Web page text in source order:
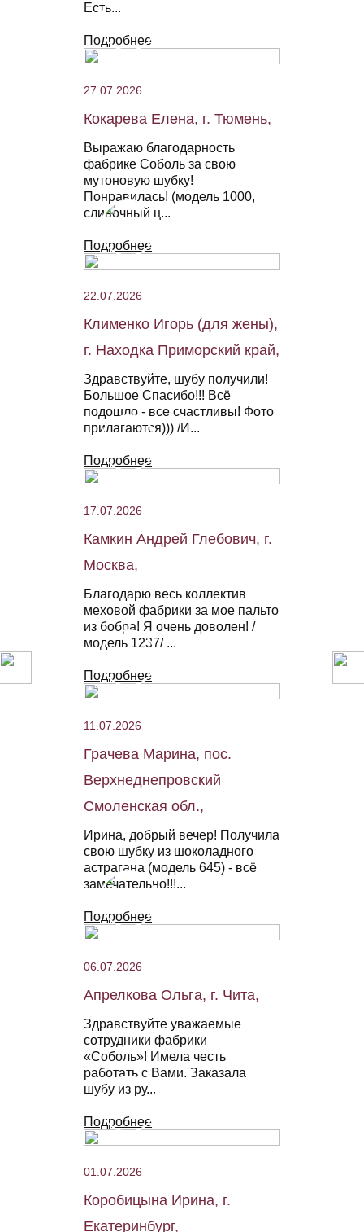
Есть...
Подробнее
27.07.2026
Кокарева Елена, г. Тюмень,
Выражаю благодарность
фабрике Соболь за свою
мутоновую шубку!
Понравилась! (модель 1000,
сливочный ц...
Подробнее
22.07.2026
Клименко Игорь (для жены),
г. Находка Приморский край,
Здравствуйте, шубу получили!
Большое Спасибо!!! Всё
подошло - все счастливы! Фото
прилагаются))) /И...
Подробнее
17.07.2026
Камкин Андрей Глебович, г.
Москва,
Благодарю весь коллектив
меховой фабрики за мое пальто
из бобра! Я очень доволен! /
модель 1237/ ...
Подробнее
11.07.2026
Грачева Марина, пос.
Верхнеднепровский
Смоленская обл.,
Ирина, добрый вечер! Получила
свою шубку из шоколадного
астрагана (модель 645) - всё
замечательно!!!...
Подробнее
06.07.2026
Апрелкова Ольга, г. Чита,
Здравствуйте уважаемые
сотрудники фабрики
«Соболь»! Имела честь
работать с Вами. Заказала
шубу из ру...
Подробнее
01.07.2026
Коробицына Ирина, г.
Екатеринбург,